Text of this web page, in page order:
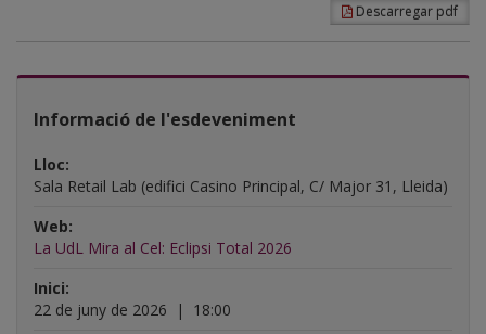
les
grans
mobilitats
turístiques
sobre
territori
Descarregar pdf
Informació de l'esdeveniment
Lloc:
Sala Retail Lab (edifici Casino Principal, C/ Major 31, Lleida)
Web:
La UdL Mira al Cel: Eclipsi Total 2026
Inici:
22 de juny de 2026
| 18:00